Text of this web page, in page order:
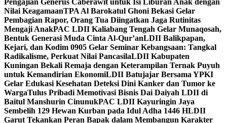
Pengajian Generus Caberawit untuk Isi Liburan Anak dengan
Nilai KeagamaanTPA Al Barokatul Ghoni Bekasi Gelar
Pembagian Rapor, Orang Tua Diingatkan Jaga Rutinitas
Mengaji AnakPAC LDII Kaliabang Tengah Gelar Munaqosah,
Bentuk Generasi Muda Cinta Al-Qur’anLDII Balikpapan,
Kejari, dan Kodim 0905 Gelar Seminar Kebangsaan: Tangkal
Radikalisme, Perkuat Nilai PancasilaLDII Kabupaten
Kuningan Bekali Remaja dengan Keterampilan Ternak Puyuh
untuk Kemandirian EkonomiLDII Batujajar Bersama YPKI
Gelar Edukasi Kesehatan Deteksi Dini Kanker dan Tumor ke
WargaTulus Pribadi Memotivasi Bisnis Dai Daiyah LDII di
Baitul Manshurin CinunukPAC LDII Kayuringin Jaya
Sembelih 129 Hewan Kurban pada Idul Adha 1446 HLDII
Garut Tekankan Peran Bapak dalam Membangun Karakter